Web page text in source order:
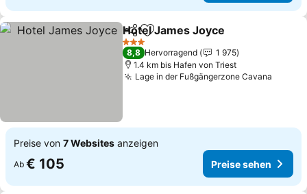
TeilenZu Favoriten hinzufügen
Hotel James Joyce
3 Sterne
8,8 Hervorragend
1 975
1.4 km bis Hafen von Triest
Lage in der Fußgängerzone Cavana
Preise von 7 Websites anzeigen
Ab € 105 Preise sehen